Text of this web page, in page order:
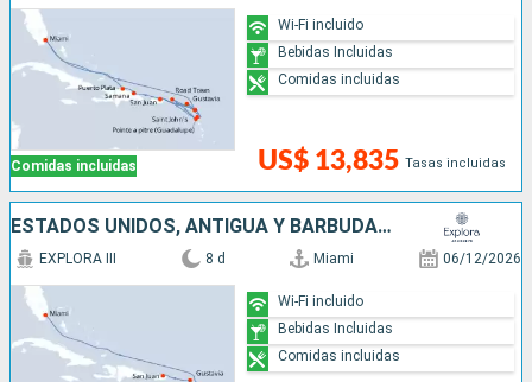
Comidas incluidas US$ 13,835 Tasas incluidas
Wi-Fi incluido
Bebidas Incluidas
Comidas incluidas
ESTADOS UNIDOS, ANTIGUA Y BARBUDA, FRANCIA, PUERTO RICO
EXPLORA III 8 d Miami 06/12/2026
Wi-Fi incluido
Bebidas Incluidas
Comidas incluidas